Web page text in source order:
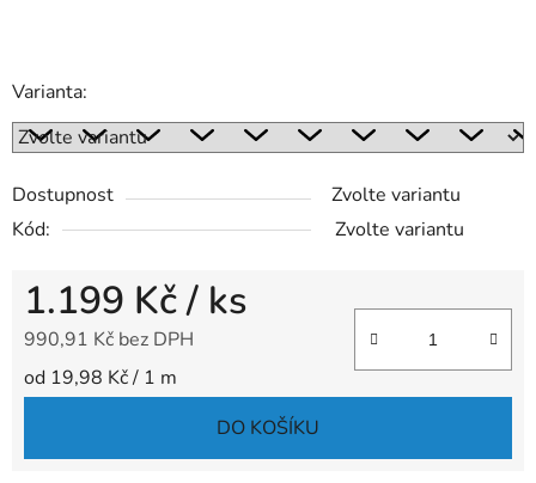
Varianta:
Dostupnost
Zvolte variantu
Kód:
Zvolte variantu
1.199 Kč/ ks
990,91 Kč bez DPH
Měrná cena:
od 19,98 Kč / 1 m
DO KOŠÍKU